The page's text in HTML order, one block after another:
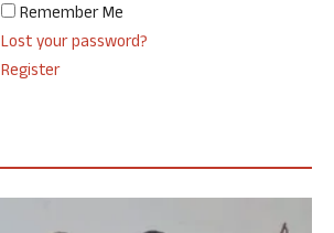
Remember Me
Lost your password?
Register